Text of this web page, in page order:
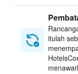
itulah